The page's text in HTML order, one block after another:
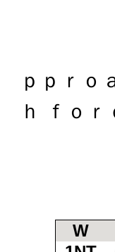
興
ｃｏ
ｐｐｒｏ
ｈ ｆｏ
で検
W